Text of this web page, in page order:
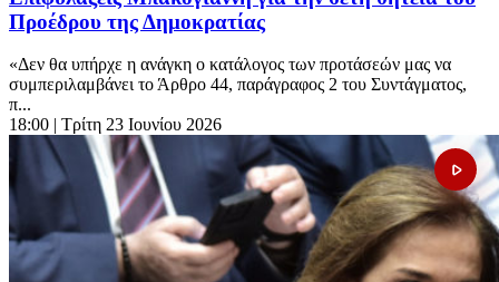
Προέδρου της Δημοκρατίας
«Δεν θα υπήρχε η ανάγκη ο κατάλογος των προτάσεών μας να
συμπεριλαμβάνει το Άρθρο 44, παράγραφος 2 του Συντάγματος,
π...
18:00 | Τρίτη 23 Ιουνίου 2026